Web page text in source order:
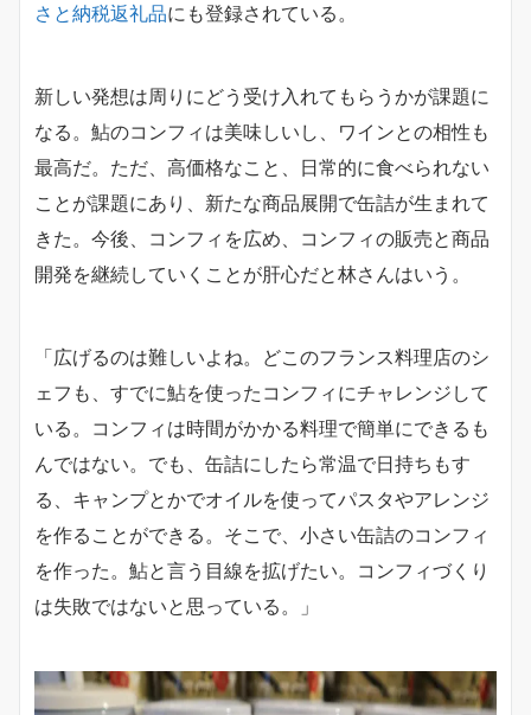
さと納税返礼品にも登録されている。
新しい発想は周りにどう受け入れてもらうかが課題に
なる。鮎のコンフィは美味しいし、ワインとの相性も
最高だ。ただ、高価格なこと、日常的に食べられない
ことが課題にあり、新たな商品展開で缶詰が生まれて
きた。今後、コンフィを広め、コンフィの販売と商品
開発を継続していくことが肝心だと林さんはいう。
「広げるのは難しいよね。どこのフランス料理店のシ
ェフも、すでに鮎を使ったコンフィにチャレンジして
いる。コンフィは時間がかかる料理で簡単にできるも
んではない。でも、缶詰にしたら常温で日持ちもす
る、キャンプとかでオイルを使ってパスタやアレンジ
を作ることができる。そこで、小さい缶詰のコンフィ
を作った。鮎と言う目線を拡げたい。コンフィづくり
は失敗ではないと思っている。」